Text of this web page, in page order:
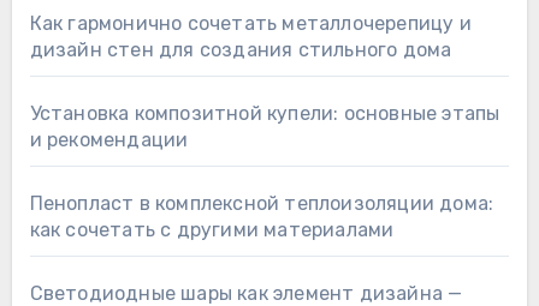
Как гармонично сочетать металлочерепицу и
дизайн стен для создания стильного дома
Установка композитной купели: основные этапы
и рекомендации
Пенопласт в комплексной теплоизоляции дома:
как сочетать с другими материалами
Светодиодные шары как элемент дизайна —